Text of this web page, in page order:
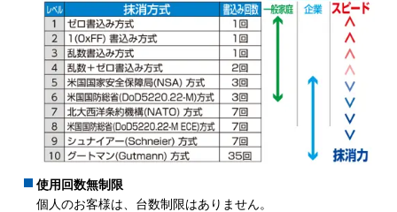
使用回数無制限
個人のお客様は、台数制限はありません。